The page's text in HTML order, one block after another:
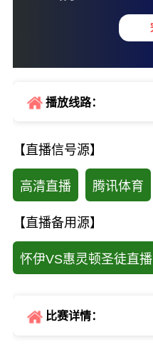
播放线路：
【直播信号源】
高清直播 腾讯体育
【直播备用源】
怀伊VS惠灵顿圣徒直播
比赛详情：